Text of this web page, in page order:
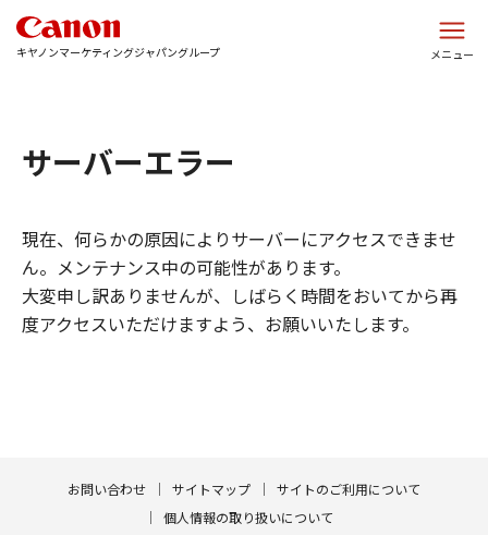
キヤノンマーケティングジャパングループ メニュー
サーバーエラー
現在、何らかの原因によりサーバーにアクセスできませ
ん。メンテナンス中の可能性があります。
大変申し訳ありませんが、しばらく時間をおいてから再
度アクセスいただけますよう、お願いいたします。
お問い合わせ サイトマップ
サイトのご利用について
個人情報の取り扱いについて